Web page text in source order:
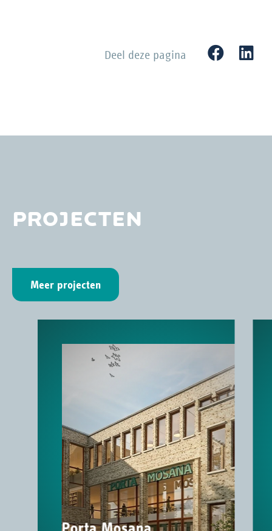
Deel deze pagina
PROJECTEN
Meer projecten